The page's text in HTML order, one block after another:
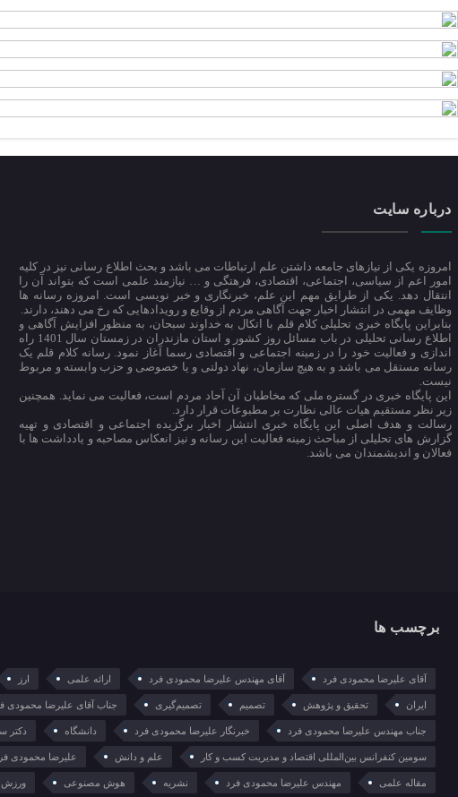
درباره سایت
امروزه یکی از نیازهای جامعه داشتن علم ارتباطات می باشد و بحث اطلاع رسانی نیز در کلیه
امور اعم از سیاسی، اجتماعی، اقتصادی، فرهتگی و … نیازمند علمی است که بتواند آن را
انتقال دهد. یکی از طرایق مهم این علم، خبرنگاری و خبر نویسی است. امروزه رسانه ها
وظایف مهمی در انتشار اخبار جهت آگاهی مردم از وقایع و رویدادهایی که رخ می دهند، دارند.
بنابراین پایگاه خبری تحلیلی کلام قلم با اتکال به خداوند سبحان، به منظور افزایش آگاهی و
اطلاع رسانی تحلیلی در باب مسائل روز کشور و استان مازندران در زمستان سال 1401 راه
اندازی و فعالیت خود را در زمینه اجتماعی و اقتصادی رسما آغاز نمود. رسانه کلام قلم یک
رسانه مستقل می باشد و به هیچ سازمان، نهاد دولتی و یا خصوصی و حزب وابسته و مربوط
نیست.
این پایگاه خبری در گستره ملی که مخاطبان آن آحاد مردم است، فعالیت می نماید. همچنین
زیر نظر مستقیم هیات عالی نظارت بر مطبوعات قرار دارد.
رسالت و هدف اصلی این پایگاه خبری انتشار اخبار برگزیده اجتماعی و اقتصادی و تهیه
گزارش های تحلیلی از مباحث زمینه فعالیت این رسانه و نیز انعکاس مصاحبه و یادداشت ها با
فعالان و اندیشمندان می باشد.
برچسب ها
آقای علیرضا محمودی فرد آقای مهندس علیرضا محمودی فرد ارائه علمی ارز
ایران تحقیق و پژوهش تصمیم تصمیم‌گیری جناب آقای علیرضا محمودی
جناب مهندس علیرضا محمودی فرد خبرنگار علیرضا محمودی فرد دانشگاه دکتر
سومین کنفرانس بین‌المللی اقتصاد و مدیریت کسب و کار علم و دانش علیرضا محمودی
مقاله علمی مهندس علیرضا محمودی فرد نشریه هوش مصنوعی ورزش